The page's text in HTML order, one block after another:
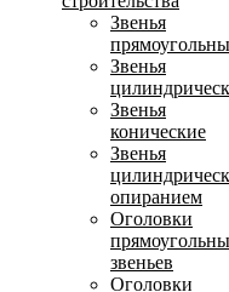
Звенья
Звенья
Звенья
конические
Звенья
опиранием
Оголовки
звеньев
Оголовки